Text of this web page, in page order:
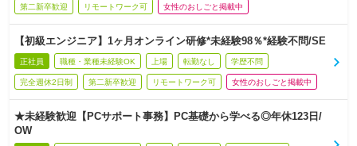
第二新卒歓迎 リモートワーク可 女性のおしごと掲載中
【初級エンジニア】1ヶ月オンライン研修*未経験98％*経験不問/SE
正社員 職種・業種未経験OK 上場 転勤なし 学歴不問
完全週休2日制 第二新卒歓迎 リモートワーク可 女性のおしごと掲載中
★未経験歓迎【PCサポート事務】PC基礎から学べる◎年休123日/
OW